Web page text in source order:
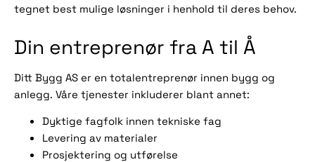
tegnet best mulige løsninger i henhold til deres behov.
Din entreprenør fra A til Å
Ditt Bygg AS er en totalentreprenør innen bygg og
anlegg. Våre tjenester inkluderer blant annet:
Dyktige fagfolk innen tekniske fag
Levering av materialer
Prosjektering og utførelse